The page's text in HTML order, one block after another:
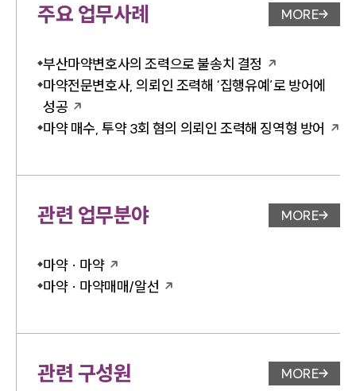
주요 업무사례 업무사례
MORE
부산마약변호사의 조력으로 불송치 결정
마약전문변호사, 의뢰인 조력해 ‘집행유예’로 방어에
성공
마약 매수, 투약 3회 혐의 의뢰인 조력해 징역형 방어
관련 업무분야 업무분야
MORE
마약 · 마약
마약 · 마약매매/알선
관련 구성원 변호사 페
MORE